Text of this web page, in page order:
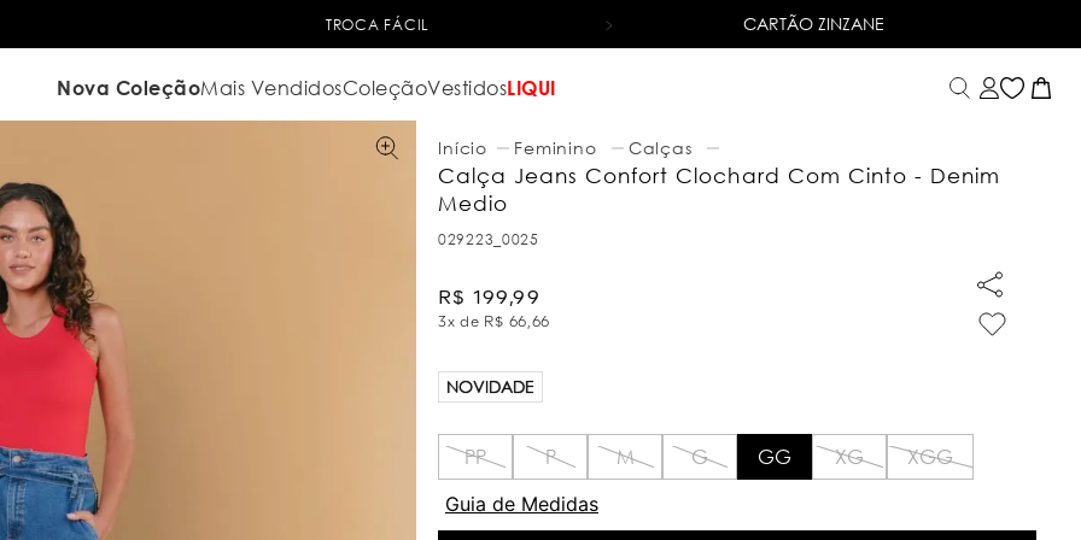
6X SEM JUROSNO CARTÃO DE CRÉDITO
CARTÃO ZINZANE
Nova ColeçãoMais VendidosColeçãoVestidosLIQUI
Feminino Calças
Calça Jeans Confort Clochard Com Cinto - Denim
Medio
029223_0025
R$ 199,99
3x de R$ 66,66
NOVIDADE
PP P M G GG XG
XGG
Guia de Medidas